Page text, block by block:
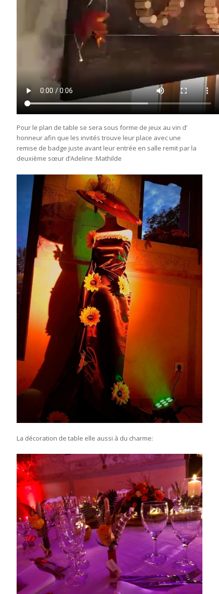
Pour le plan de table se sera sous forme de jeux au vin d’
honneur afin que les invités trouve leur place avec une
remise de badge juste avant leur entrée en salle remit par la
deuxième sœur d’Adeline :Mathilde
La décoration de table elle aussi à du charme: